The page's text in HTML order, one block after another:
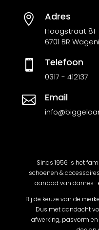
 Adres
Hoogstraat 81
6701 BR
 Telefoon
0317 - 412137
 Email
Sinds 1956 is het
schoenen &
aanbod van dames-
Bij de keuze van de
Dus met aandacht
afwerking, pasvorm